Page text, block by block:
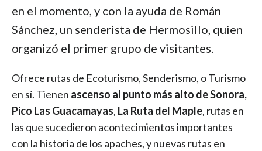
en el momento, y con la ayuda de Román
Sánchez, un senderista de Hermosillo, quien
organizó el primer grupo de visitantes.
Ofrece rutas de Ecoturismo, Senderismo, o Turismo
en sí. Tienen ascenso al punto más alto de Sonora,
Pico Las Guacamayas, La Ruta del Maple, rutas en
las que sucedieron acontecimientos importantes
con la historia de los apaches, y nuevas rutas en